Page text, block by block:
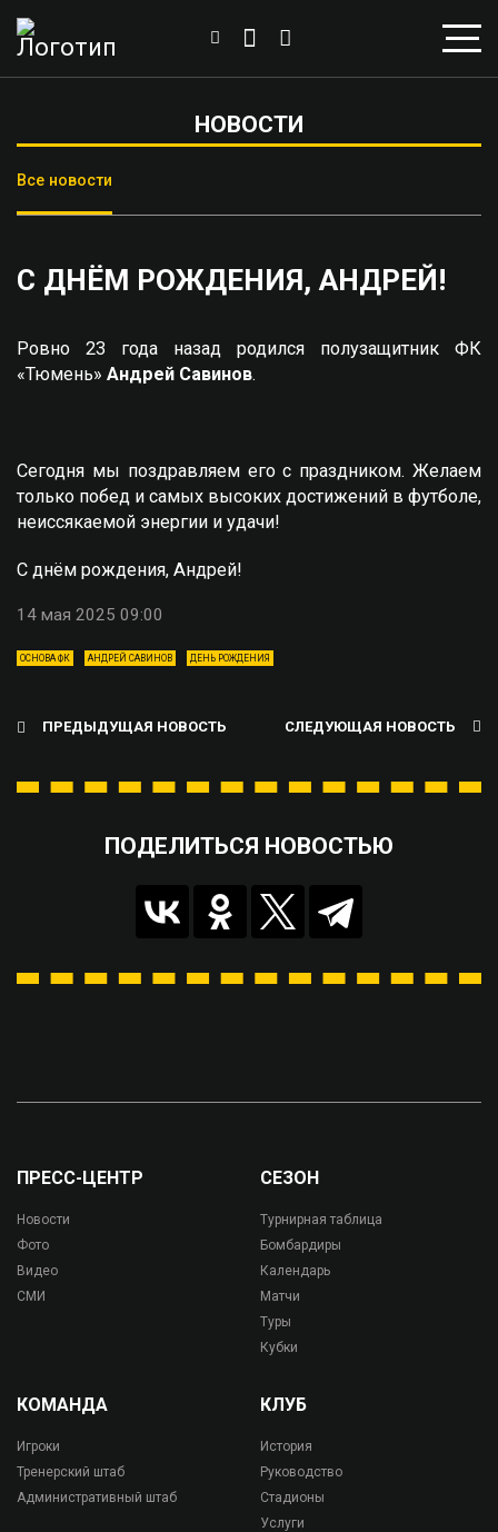
НОВОСТИ
Все новости
С ДНЁМ РОЖДЕНИЯ, АНДРЕЙ!
Ровно 23 года назад родился полузащитник ФК
«Тюмень» Андрей Савинов.
Сегодня мы поздравляем его с праздником. Желаем
только побед и самых высоких достижений в футболе,
неиссякаемой энергии и удачи!
С днём рождения, Андрей!
14 мая 2025 09:00
ОСНОВА ФК АНДРЕЙ САВИНОВ ДЕНЬ РОЖДЕНИЯ
ПРЕДЫДУЩАЯ НОВОСТЬ СЛЕДУЮЩАЯ НОВОСТЬ
ПОДЕЛИТЬСЯ НОВОСТЬЮ
ПРЕСС-ЦЕНТР
Новости
Фото
Видео
СМИ
СЕЗОН
Турнирная таблица
Бомбардиры
Календарь
Матчи
Туры
Кубки
КОМАНДА
Игроки
Тренерский штаб
Административный штаб
КЛУБ
История
Руководство
Стадионы
Услуги